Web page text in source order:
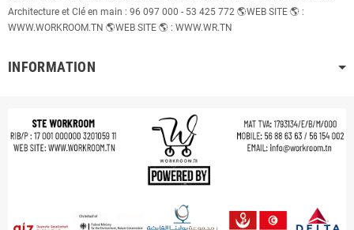
Architecture et Clé en main : 96 097 000 - 53 425 772 🌎WEB SITE 🌎 :
WWW.WORKROOM.TN 🌎WEB SITE 🌎 : WWW.WR.TN
INFORMATION